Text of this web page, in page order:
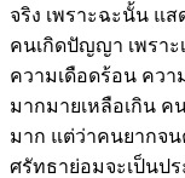
จริง เพราะฉะนั้น แ
คนเกิดปัญญา เพราะ
ความเดือดร้อน ควา
มากมายเหลือเกิน ค
มาก แต่ว่าคนยากจ
ศรัทธาย่อมจะเป็นปร